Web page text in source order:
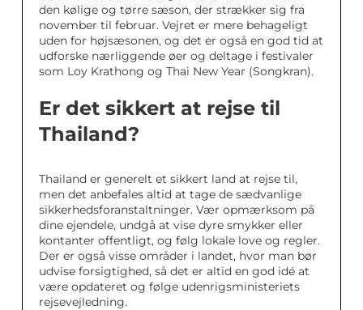
den kølige og tørre sæson, der strækker sig fra
november til februar. Vejret er mere behageligt
uden for højsæsonen, og det er også en god tid at
udforske nærliggende øer og deltage i festivaler
som Loy Krathong og Thai New Year (Songkran).
Er det sikkert at rejse til
Thailand?
Thailand er generelt et sikkert land at rejse til,
men det anbefales altid at tage de sædvanlige
sikkerhedsforanstaltninger. Vær opmærksom på
dine ejendele, undgå at vise dyre smykker eller
kontanter offentligt, og følg lokale love og regler.
Der er også visse områder i landet, hvor man bør
udvise forsigtighed, så det er altid en god idé at
være opdateret og følge udenrigsministeriets
rejsevejledning.